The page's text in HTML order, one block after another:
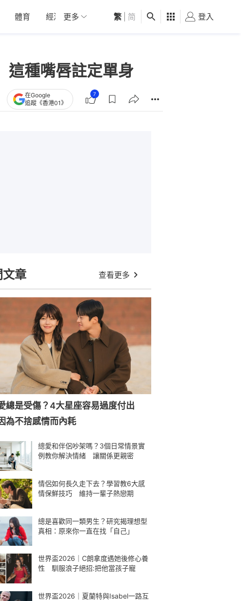
體育 經濟 01深圳 觀點 健康 好食玩飛
更多 繁 简 登入
種嘴唇註定單身
在Google
追蹤《香港01》
7
文章 查看更多
總是受傷？4大星座容易過度付出
為不捨感情而內耗
總愛和伴侶吵架嗎？3個日常情景實
例教你解決情緒 讓關係更親密
情侶如何長久走下去？學習教6大感
情保鮮技巧 維持一輩子熱戀期
總是喜歡同一類男生？研究揭理想型
真相：原來你一直在找「自己」
世界盃2026｜C朗拿度遇她後修心養
性 馴服浪子絕招:把他當孩子寵
世界盃2026｜夏蘭特與Isabel一路互